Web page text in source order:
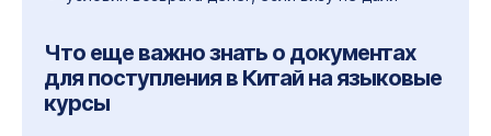
Что еще важно знать о документах
для поступления в Китай на языковые
курсы